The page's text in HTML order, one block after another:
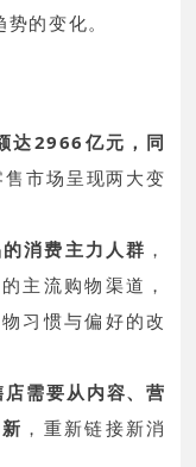
的变化。
达2966亿元，同
市场呈现两大变
消费主力人群 ，
主流购物渠道，
习惯与偏好的改
需要从内容、营
，重新链接新消